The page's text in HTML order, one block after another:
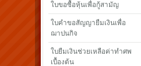
ใบขอซื้อหุ้นเพื่อกู้สามัญ
ใบคำขอสัญญายืมเงินเพื่อ
ฌาปนกิจ
ใบยืมเงินช่วยเหลือค่าทำศพ
เบื้องต้น